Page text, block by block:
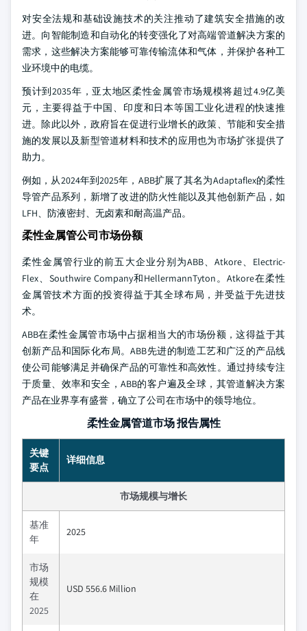
对安全法规和基础设施技术的关注推动了建筑安全措施的改
进。向智能制造和自动化的转变强化了对高端管道解决方案的
需求，这些解决方案能够可靠传输流体和气体，并保护各种工
业环境中的电缆。
预计到2035年，亚太地区柔性金属管市场规模将超过4.9亿美
元，主要得益于中国、印度和日本等国工业化进程的快速推
进。除此以外，政府旨在促进行业增长的政策、节能和安全措
施的发展以及新型管道材料和技术的应用也为市场扩张提供了
助力。
例如，从2024年到2025年，ABB扩展了其名为Adaptaflex的柔性
导管产品系列，新增了改进的防火性能以及其他创新产品，如
LFH、防液密封、无卤素和耐高温产品。
柔性金属管公司市场份额
柔性金属管行业的前五大企业分别为ABB、Atkore、Electric-
Flex、Southwire Company和HellermannTyton。Atkore在柔性
金属管技术方面的投资得益于其全球布局，并受益于先进技
术。
ABB在柔性金属管市场中占据相当大的市场份额，这得益于其
创新产品和国际化布局。ABB先进的制造工艺和广泛的产品线
使公司能够满足并确保产品的可靠性和高效性。通过持续专注
于质量、效率和安全，ABB的客户遍及全球，其管道解决方案
产品在业界享有盛誉，确立了公司在市场中的领导地位。
柔性金属管道市场 报告属性
关键
要点
详细信息
市场规模与增长
基准
年
2025
市场
规模
在
2025
USD 556.6 Million